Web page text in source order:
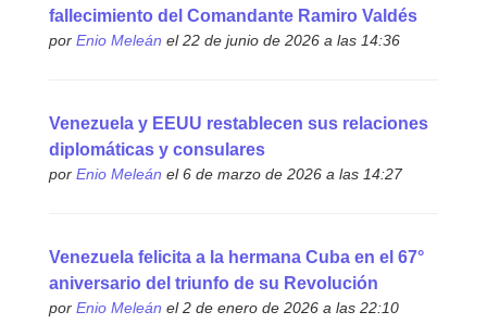
fallecimiento del Comandante Ramiro Valdés
por Enio Meleán el 22 de junio de 2026 a las 14:36
Venezuela y EEUU restablecen sus relaciones
diplomáticas y consulares
por Enio Meleán el 6 de marzo de 2026 a las 14:27
Venezuela felicita a la hermana Cuba en el 67°
aniversario del triunfo de su Revolución
por Enio Meleán el 2 de enero de 2026 a las 22:10